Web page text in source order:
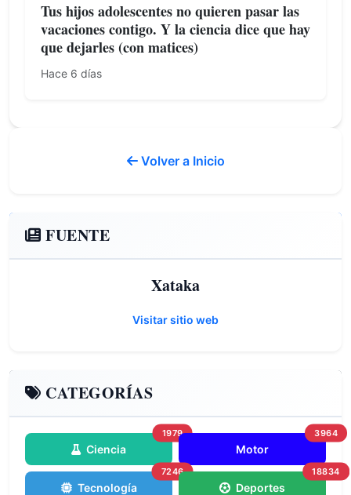
Tus hijos adolescentes no quieren pasar las
vacaciones contigo. Y la ciencia dice que hay
que dejarles (con matices)
Hace 6 días
Volver a Inicio
FUENTE
Xataka
Visitar sitio web
CATEGORÍAS
Ciencia
1979
Motor
3964
Tecnología
7246
Deportes
18834